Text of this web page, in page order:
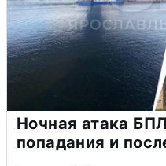
Ночная атака
попадания и